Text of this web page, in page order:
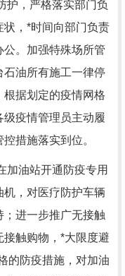
护，严格落实部门负
，*时间向部门负责
公。加强特殊场所管
石油所有施工一律停
根据划定的疫情网格
疫情管理员主动履
措施落实到位。
加油站开通防疫专用
，对医疗防护车辆
进一步推广无接触
触购物，*大限度避
的防疫措施，对加油